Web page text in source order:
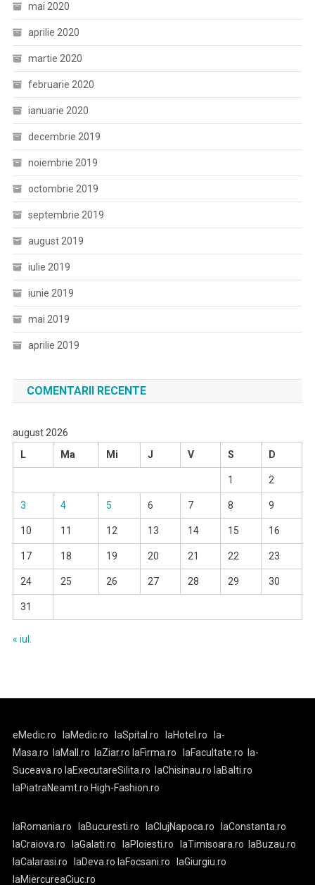
mai 2020
aprilie 2020
martie 2020
februarie 2020
ianuarie 2020
decembrie 2019
noiembrie 2019
octombrie 2019
septembrie 2019
august 2019
iulie 2019
iunie 2019
mai 2019
aprilie 2019
COMENTARII RECENTE
august 2026
L
Ma Mi J V S D
1 2
3 4 5 6 7 8 9
10 11 12 13 14 15 16
17 18 19 20 21 22 23
24 25 26 27 28 29 30
31
« iul.
eMedic.ro laMedic.ro laSpital.ro laHotel.ro
la-
Masa.ro
laMall.ro laZiar.ro laFirma.ro laFacultate.ro
la-
Suceava.ro laExecutareSilita.ro laChisinau.ro laBalti.ro
laPiatraNeamt.ro High-Fashion.ro
laRomania.ro laBucuresti.ro laClujNapoca.ro
laConstanta.ro
laCraiova.ro
laGalati.ro laPloiesti.ro laTimisoara.ro
laBuzau.ro
laCalarasi.ro
laDeva.ro laFocsani.ro
laGiurgiu.ro
laMiercureaCiuc.ro